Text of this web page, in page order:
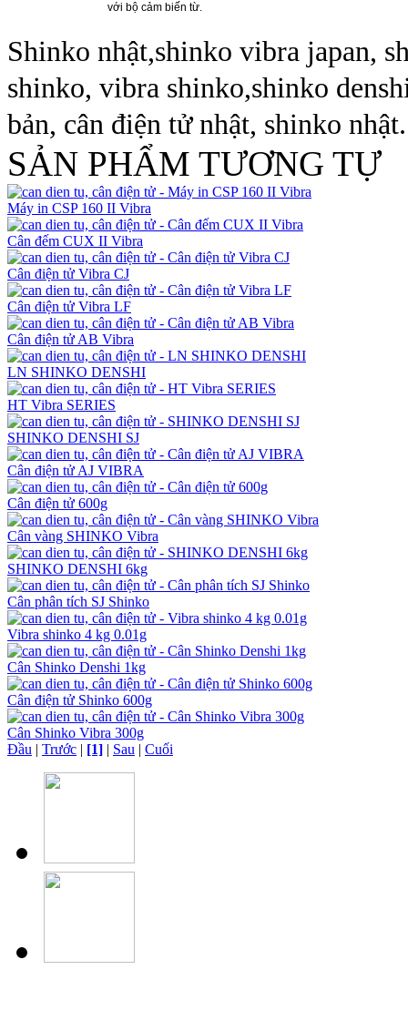
với bộ cảm biến từ.
Shinko nhật,shinko vibra japan,
shinko, vibra shinko,shinko
bản, cân điện tử nhật, shinko nhật.
SẢN PHẨM TƯƠNG TỰ
Máy in CSP 160 II Vibra
Cân đếm CUX II Vibra
Cân điện tử Vibra CJ
Cân điện tử Vibra LF
Cân điện tử AB Vibra
LN SHINKO DENSHI
HT Vibra SERIES
SHINKO DENSHI SJ
Cân điện tử AJ VIBRA
Cân điện tử 600g
Cân vàng SHINKO Vibra
SHINKO DENSHI 6kg
Cân phân tích SJ Shinko
Vibra shinko 4 kg 0.01g
Cân Shinko Denshi 1kg
Cân điện tử Shinko 600g
Cân Shinko Vibra 300g
Đầu | Trước | [1] | Sau | Cuối